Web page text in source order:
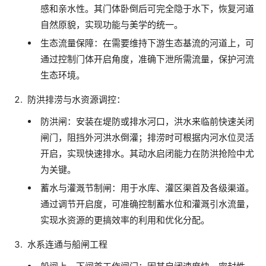
感和亲水性。其门体卧倒后可完全隐于水下，恢复河道
自然原貌，实现功能与美学的统一。
生态流量保障：在需要维持下游生态基流的河道上，可
通过控制门体开启角度，准确下泄所需流量，保护河流
生态环境。
防洪排涝与水资源调控：
防洪闸：安装在堤防或排水河口，洪水来临前快速关闭
闸门，阻挡外河洪水倒灌；排涝时可根据内河水位灵活
开启，实现快速排水。其动水启闭能力在防洪抢险中尤
为关键。
蓄水与灌溉节制闸：用于水库、灌区渠首及各级渠道。
通过调节开启度，可准确控制蓄水位和灌溉引水流量，
实现水资源的更搞效率的利用和优化分配。
水系连通与船闸工程